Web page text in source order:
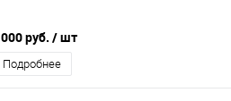
руб. / шт
Подробнее